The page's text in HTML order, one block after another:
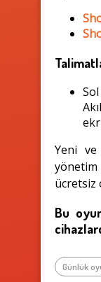
Yeni
yönetim
ücretsiz
Bu
Günlük